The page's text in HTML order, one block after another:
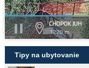
CHOPOK JUH
1220 m
Tipy na ubytovanie